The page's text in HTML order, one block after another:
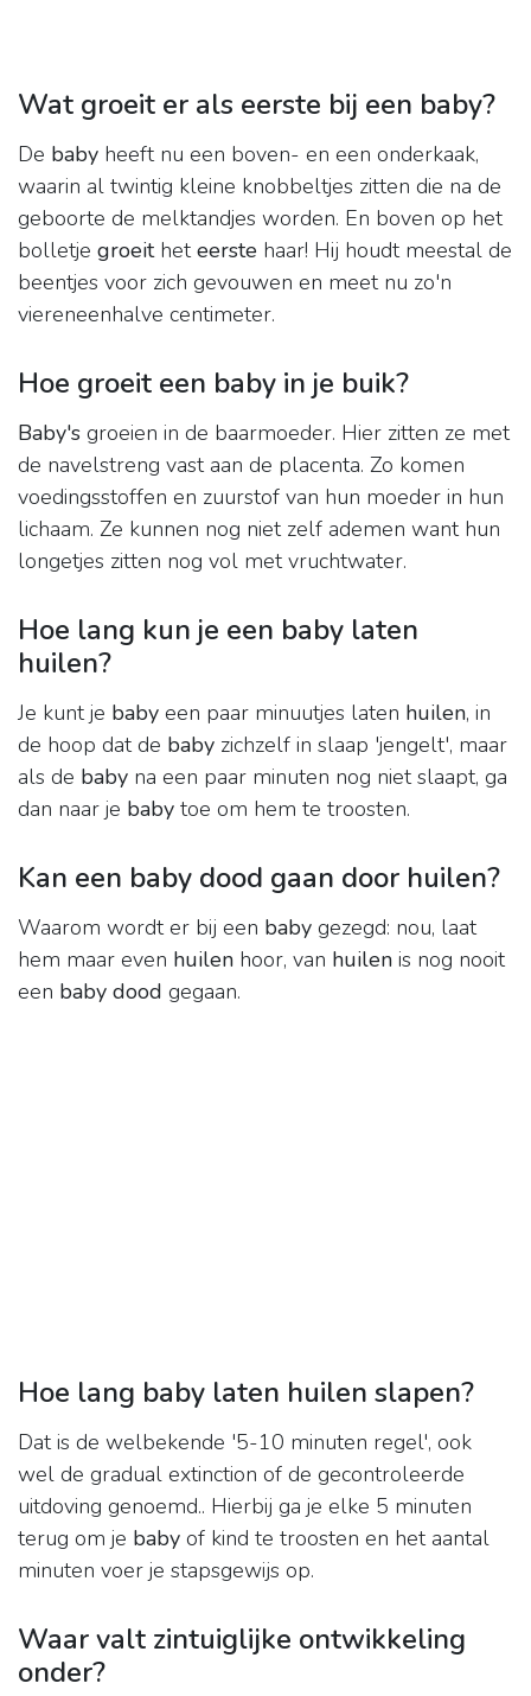
Wat groeit er als eerste bij een baby?
De baby heeft nu een boven- en een onderkaak,
waarin al twintig kleine knobbeltjes zitten die na de
geboorte de melktandjes worden. En boven op het
bolletje groeitheteerste haar! Hij houdt meestal de
beentjes voor zich gevouwen en meet nu zo'n
viereneenhalve centimeter.
Hoe groeit een baby in je buik?
Baby's groeien in de baarmoeder. Hier zitten ze met
de navelstreng vast aan de placenta. Zo komen
voedingsstoffen en zuurstof van hun moeder in hun
lichaam. Ze kunnen nog niet zelf ademen want hun
longetjes zitten nog vol met vruchtwater.
Hoe lang kun je een baby laten
huilen?
Je kunt je baby een paar minuutjes laten huilen, in
de hoop dat de baby zichzelf in slaap 'jengelt', maar
als de baby na een paar minuten nog niet slaapt, ga
dan naar je baby toe om hem te troosten.
Kan een baby dood gaan door huilen?
Waarom wordt er bij een baby gezegd: nou, laat
hem maar even huilen hoor, van huilen is nog nooit
een baby dood gegaan.
Hoe lang baby laten huilen slapen?
Dat is de welbekende '5-10 minuten regel', ook
wel de gradual extinction of de gecontroleerde
uitdoving genoemd.. Hierbij ga je elke 5 minuten
terug om je baby of kind te troosten en het aantal
minuten voer je stapsgewijs op.
Waar valt zintuiglijke ontwikkeling
onder?